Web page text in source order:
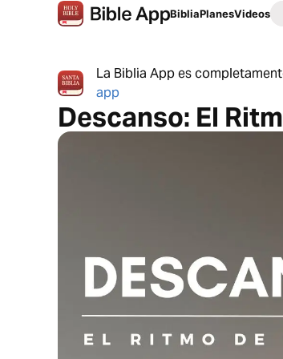
BibliaPlanesVideos
La Biblia App es
app
Descanso: El